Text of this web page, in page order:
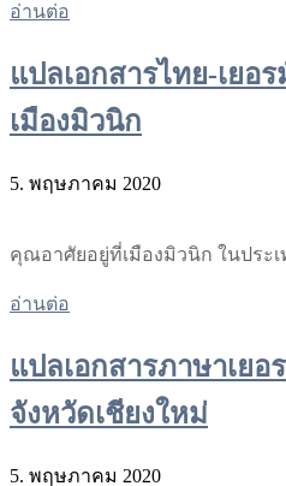
อ่านต่อ
แปลเอกสารไทย-เยอ
เมืองมิวนิก
5. พฤษภาคม 2020
คุณอาศัยอยู่ที่เมืองมิวนิก ในประเ
อ่านต่อ
แปลเอกสารภาษาเย
จังหวัดเชียงใหม่
5. พฤษภาคม 2020